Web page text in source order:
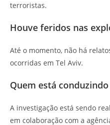
terroristas.
Houve feridos nas
Até o momento, não há
ocorridas em Tel Aviv.
Quem está
A investigação está sendo
em colaboração com a